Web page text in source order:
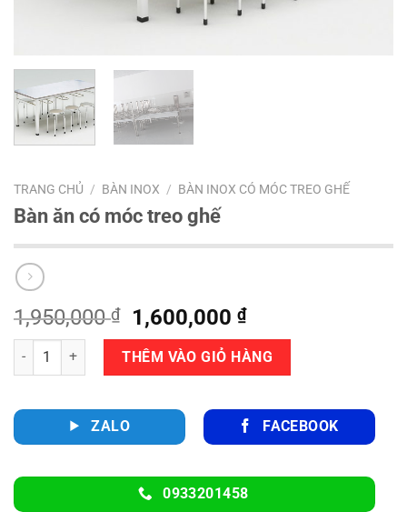
TRANG CHỦ / BÀN INOX / BÀN INOX CÓ MÓC TREO GHẾ
Bàn ăn có móc treo ghế
1,950,000₫
Giá
gốc
là:
1,950,000 ₫.
1,600,000₫Giá
hiện
tại
là:
1,600,000 ₫.
Số lượng THÊM VÀO GIỎ HÀNG
ZALO FACEBOOK
0933201458